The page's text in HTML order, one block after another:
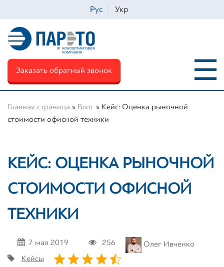
Рус Укр
Заказать обратный звонок
Главная страница » Блог » Кейс: Оценка рыночной
стоимости офисной техники
КЕЙС: ОЦЕНКА РЫНОЧНОЙ
СТОИМОСТИ ОФИСНОЙ
ТЕХНИКИ
Олег Ивченко
7 мая 2019
256
Кейсы
Телефон
Email *
Зареєструватися